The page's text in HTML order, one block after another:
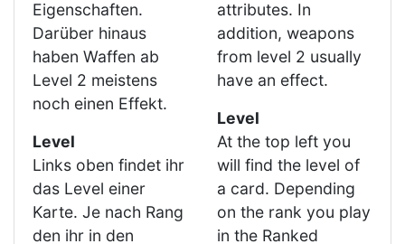
Eigenschaften.
Darüber hinaus
haben Waffen ab
Level 2 meistens
noch einen Effekt.
Level
Links oben findet ihr
das Level einer
Karte. Je nach Rang
den ihr in den
attributes. In
addition, weapons
from level 2 usually
have an effect.
Level
At the top left you
will find the level of
a card. Depending
on the rank you play
in the Ranked